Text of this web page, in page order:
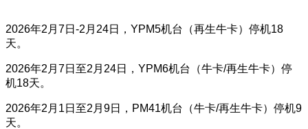
2026年2月7日-2月24日，YPM5机台（再生牛卡）停机18
天。
2026年2月7日至2月24日，YPM6机台（牛卡/再生牛卡）停
机18天。
2026年2月1日至2月9日，PM41机台（牛卡/再生牛卡）停机9
天。